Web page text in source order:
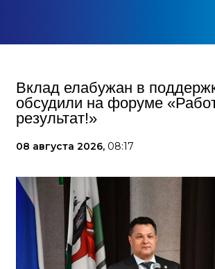
Вклад елабужан в
обсудили на форуме
результат!»
08 августа 2026, 08:17